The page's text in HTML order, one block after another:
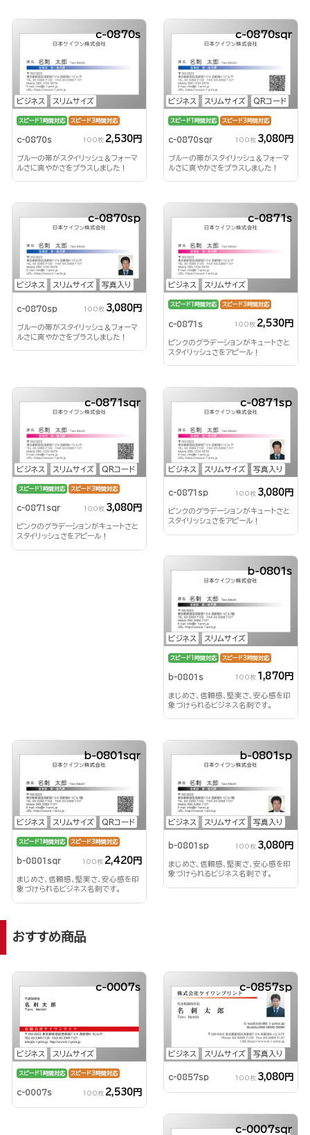
ビジネス スリムサイズ
c-0870s
スピード1時間対応 スピード3時間対応
c-0870s 100枚 2,530円
ブルーの帯がスタイリッシュ＆フォーマ
ルさに爽やかさをプラスしました！
ビジネス スリムサイズ QRコード
c-0870sqr
スピード1時間対応 スピード3時間対応
c-0870sqr 100枚 3,080円
ブルーの帯がスタイリッシュ＆フォーマ
ルさに爽やかさをプラスしました！
ビジネス スリムサイズ 写真入り
c-0870sp
c-0870sp 100枚 3,080円
ブルーの帯がスタイリッシュ＆フォーマ
ルさに爽やかさをプラスしました！
ビジネス スリムサイズ
c-0871s
スピード1時間対応 スピード3時間対応
c-0871s 100枚 2,530円
ピンクのグラデーションがキュートさと
スタイリッシュさをアピール！
ビジネス スリムサイズ QRコード
c-0871sqr
スピード1時間対応 スピード3時間対応
c-0871sqr 100枚 3,080円
ピンクのグラデーションがキュートさと
スタイリッシュさをアピール！
ビジネス スリムサイズ 写真入り
c-0871sp
c-0871sp 100枚 3,080円
ピンクのグラデーションがキュートさと
スタイリッシュさをアピール！
ビジネス スリムサイズ
b-0801s
スピード1時間対応 スピード3時間対応
b-0801s 100枚 1,870円
まじめさ、信頼感、堅実さ、安心感を印
象づけられるビジネス名刺です。
ビジネス スリムサイズ QRコード
b-0801sqr
スピード1時間対応 スピード3時間対応
b-0801sqr 100枚 2,420円
まじめさ、信頼感、堅実さ、安心感を印
象づけられるビジネス名刺です。
ビジネス スリムサイズ 写真入り
b-0801sp
b-0801sp 100枚 3,080円
まじめさ、信頼感、堅実さ、安心感を印
象づけられるビジネス名刺です。
おすすめ商品
ビジネス スリムサイズ
c-0007s
スピード1時間対応 スピード3時間対応
c-0007s 100枚 2,530円
ビジネス スリムサイズ 写真入り
c-0857sp
c-0857sp 100枚 3,080円
c-0007sqr